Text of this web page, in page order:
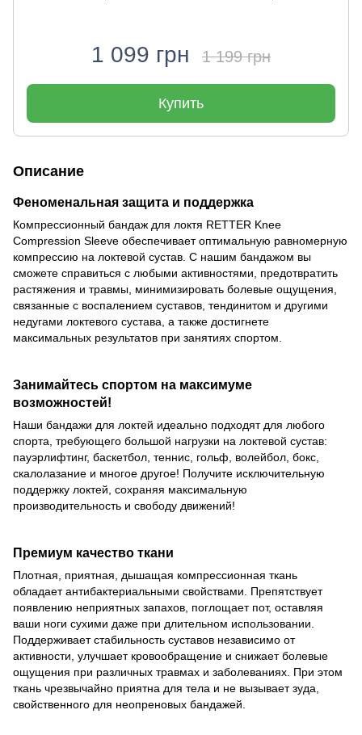
1 099 грн 1 199 грн
Купить
Описание
Феноменальная защита и поддержка
Компрессионный бандаж для локтя RETTER Knee
Compression Sleeve обеспечивает оптимальную равномерную
компрессию на локтевой сустав. С нашим бандажом вы
сможете справиться с любыми активностями, предотвратить
растяжения и травмы, минимизировать болевые ощущения,
связанные с воспалением суставов, тендинитом и другими
недугами локтевого сустава, а также достигнете
максимальных результатов при занятиях спортом.
Занимайтесь спортом на максимуме
возможностей!
Наши бандажи для локтей идеально подходят для любого
спорта, требующего большой нагрузки на локтевой сустав:
пауэрлифтинг, баскетбол, теннис, гольф, волейбол, бокс,
скалолазание и многое другое! Получите исключительную
поддержку локтей, сохраняя максимальную
производительность и свободу движений!
Премиум качество ткани
Плотная, приятная, дышащая компрессионная ткань
обладает антибактериальными свойствами. Препятствует
появлению неприятных запахов, поглощает пот, оставляя
ваши ноги сухими даже при длительном использовании.
Поддерживает стабильность суставов независимо от
активности, улучшает кровообращение и снижает болевые
ощущения при различных травмах и заболеваниях. При этом
ткань чрезвычайно приятна для тела и не вызывает зуда,
свойственного для неопреновых бандажей.